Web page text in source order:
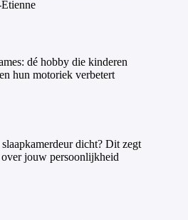
dé hobby die kinderen
hun motoriek verbetert
slaapkamerdeur dicht? Dit zegt
jouw persoonlijkheid